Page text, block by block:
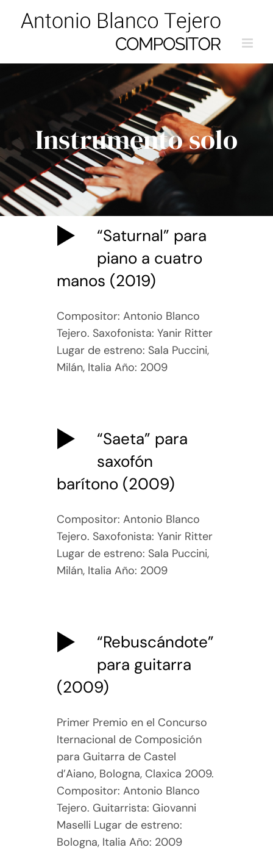
Instrumento solo
“Saturnal” para
piano a cuatro
manos (2019)
Compositor: Antonio Blanco
Tejero. Saxofonista: Yanir Ritter
Lugar de estreno: Sala Puccini,
Milán, Italia Año: 2009
“Saeta” para
saxofón
barítono (2009)
Compositor: Antonio Blanco
Tejero. Saxofonista: Yanir Ritter
Lugar de estreno: Sala Puccini,
Milán, Italia Año: 2009
“Rebuscándote”
para guitarra
(2009)
Primer Premio en el Concurso
Iternacional de Composición
para Guitarra de Castel
d’Aiano, Bologna, Claxica 2009.
Compositor: Antonio Blanco
Tejero. Guitarrista: Giovanni
Maselli Lugar de estreno:
Bologna, Italia Año: 2009